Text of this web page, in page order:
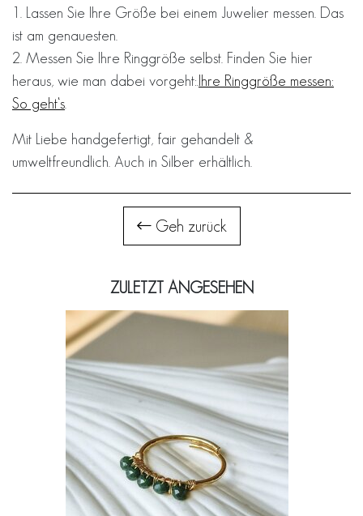
1. Lassen Sie Ihre Größe bei einem Juwelier messen. Das
ist am genauesten.
2. Messen Sie Ihre Ringgröße selbst. Finden Sie hier
heraus, wie man dabei vorgeht:.Ihre Ringgröße messen:
So geht‘s.
Mit Liebe handgefertigt, fair gehandelt &
umweltfreundlich. Auch in Silber erhältlich.
Geh zurück
ZULETZT ANGESEHEN